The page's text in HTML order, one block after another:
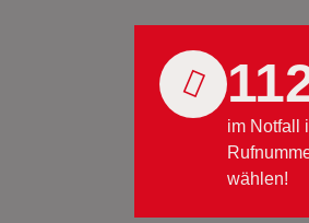
im Notfall
wählen!